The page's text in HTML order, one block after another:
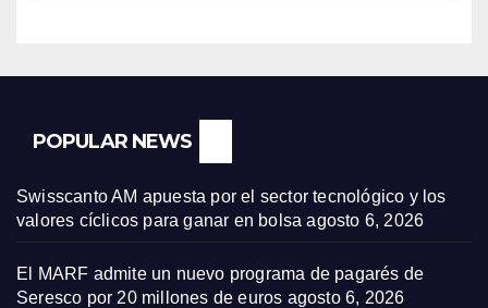
POPULAR NEWS
Swisscanto AM apuesta por el sector tecnológico y los
valores cíclicos para ganar en bolsa agosto 6, 2026
El MARF admite un nuevo programa de pagarés de
Seresco por 20 millones de euros agosto 6, 2026